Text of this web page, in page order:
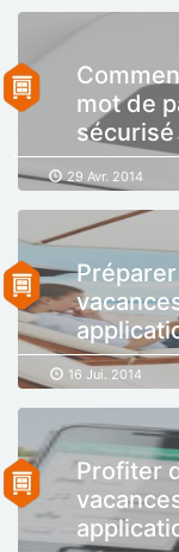
mot de
sécurisé
29 Avr. 2014
16 Jui. 2014
Profiter